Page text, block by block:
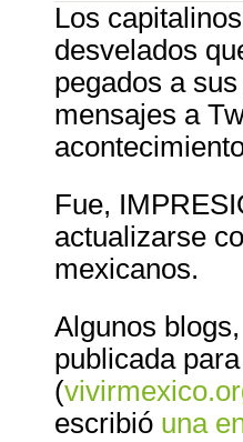
Los
desvelados
pegados a
mensajes a
Fue,
actualizarse
mexicanos.
Algunos
publicada
(
escribió una